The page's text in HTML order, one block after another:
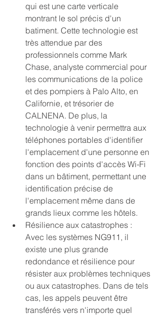
qui est une carte verticale
montrant le sol précis d'un
batiment. Cette technologie est
très attendue par des
professionnels comme Mark
Chase, analyste commercial pour
les communications de la police
et des pompiers à Palo Alto, en
Californie, et trésorier de
CALNENA. De plus, la
technologie à venir permettra aux
téléphones portables d'identifier
l'emplacement d'une personne en
fonction des points d'accès Wi-Fi
dans un bâtiment, permettant une
identification précise de
l'emplacement même dans de
grands lieux comme les hôtels.
Résilience aux catastrophes :
Avec les systèmes NG911, il
existe une plus grande
redondance et résilience pour
résister aux problèmes techniques
ou aux catastrophes. Dans de tels
cas, les appels peuvent être
transférés vers n'importe quel